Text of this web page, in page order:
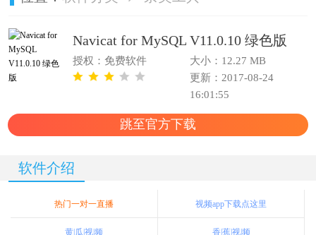
Navicat for MySQL V11.0.10 绿色版
授权：免费软件
大小：12.27 MB
更新：2017-08-24
16:01:55
跳至官方下载
软件介绍
热门一对一直播 视频app下载点这里
黄|瓜|视|频 香|蕉|视|频